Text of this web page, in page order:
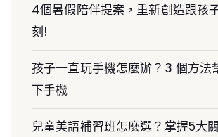
4個暑假陪伴提案，重新創造跟孩
刻!
孩子一直玩手機怎麼辦？3 個方法
下手機
兒童美語補習班怎麼選？掌握5大